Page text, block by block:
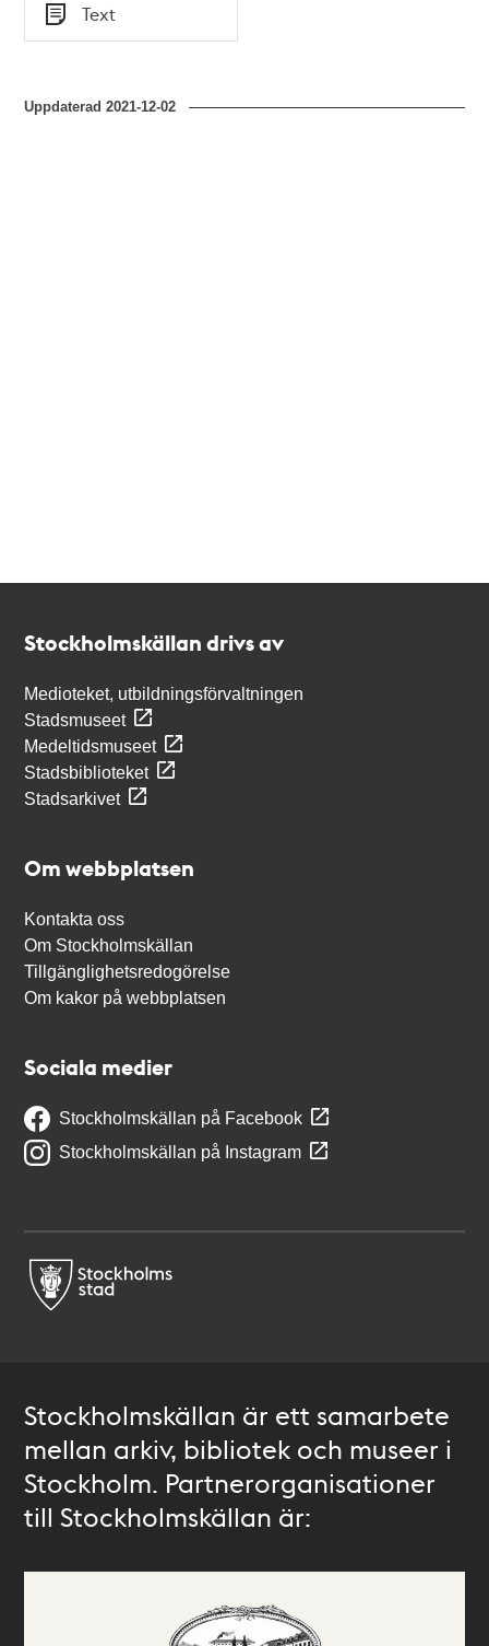
Tid
Typ
Text
Uppdaterad2021-12-02
Stockholmskällan drivs av
Medioteket, utbildningsförvaltningen
Stadsmuseet
Medeltidsmuseet
Stadsbiblioteket
Stadsarkivet
Om webbplatsen
Kontakta oss
Om Stockholmskällan
Tillgänglighetsredogörelse
Om kakor på webbplatsen
Sociala medier
Stockholmskällan på Facebook
Stockholmskällan på Instagram
Stockholmskällan är ett samarbete
mellan arkiv, bibliotek och museer i
Stockholm. Partnerorganisationer
till Stockholmskällan är: